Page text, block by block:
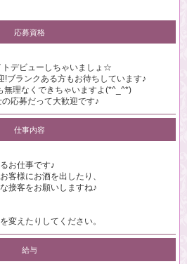
応募資格
デビューしちゃいましょ☆
!ブランクある方もお待ちしています♪
無理なくできちゃいますよ(*^_^*)
応募だって大歓迎です♪
仕事内容
お仕事です♪
客様にお酒を出したり、
接客をお願いしますね♪
変えたりしてください。
給与